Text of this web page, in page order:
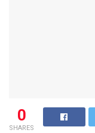
0
SHARES